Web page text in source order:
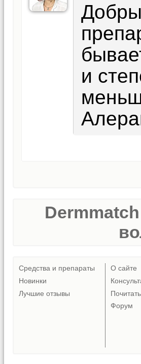
и
Средства и препараты
Новинки
Лучшие отзывы
О сайте
Форум